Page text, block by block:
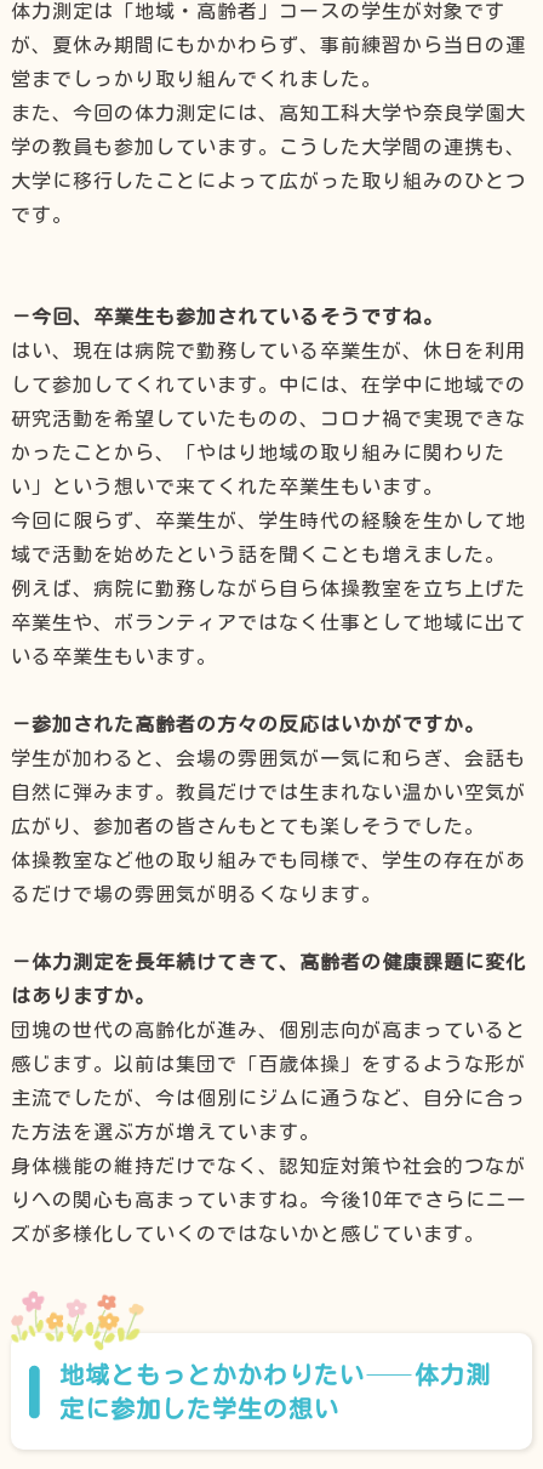
体力測定は「地域・高齢者」コースの学生が対象です
が、夏休み期間にもかかわらず、事前練習から当日の運
営までしっかり取り組んでくれました。
また、今回の体力測定には、高知工科大学や奈良学園大
学の教員も参加しています。こうした大学間の連携も、
大学に移行したことによって広がった取り組みのひとつ
です。
－今回、卒業生も参加されているそうですね。
はい、現在は病院で勤務している卒業生が、休日を利用
して参加してくれています。中には、在学中に地域での
研究活動を希望していたものの、コロナ禍で実現できな
かったことから、「やはり地域の取り組みに関わりた
い」という想いで来てくれた卒業生もいます。
今回に限らず、卒業生が、学生時代の経験を生かして地
域で活動を始めたという話を聞くことも増えました。
例えば、病院に勤務しながら自ら体操教室を立ち上げた
卒業生や、ボランティアではなく仕事として地域に出て
いる卒業生もいます。
－参加された高齢者の方々の反応はいかがですか。
学生が加わると、会場の雰囲気が一気に和らぎ、会話も
自然に弾みます。教員だけでは生まれない温かい空気が
広がり、参加者の皆さんもとても楽しそうでした。
体操教室など他の取り組みでも同様で、学生の存在があ
るだけで場の雰囲気が明るくなります。
－体力測定を長年続けてきて、高齢者の健康課題に変化
はありますか。
団塊の世代の高齢化が進み、個別志向が高まっていると
感じます。以前は集団で「百歳体操」をするような形が
主流でしたが、今は個別にジムに通うなど、自分に合っ
た方法を選ぶ方が増えています。
身体機能の維持だけでなく、認知症対策や社会的つなが
りへの関心も高まっていますね。今後10年でさらにニー
ズが多様化していくのではないかと感じています。
地域ともっとかかわりたい——体力測
定に参加した学生の想い